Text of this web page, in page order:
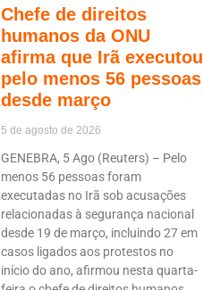
Chefe de direitos
humanos da ONU
afirma que Irã executou
pelo menos 56 pessoas
desde março
5 de agosto de 2026
GENEBRA, 5 Ago (Reuters) – Pelo
menos 56 pessoas foram
executadas no Irã sob acusações
relacionadas à segurança nacional
desde 19 de março, incluindo 27 em
casos ligados aos protestos no
início do ano, afirmou nesta quarta-